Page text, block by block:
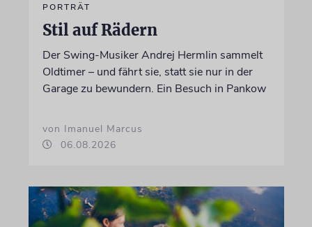
PORTRÄT
Stil auf Rädern
Der Swing-Musiker Andrej Hermlin sammelt
Oldtimer – und fährt sie, statt sie nur in der
Garage zu bewundern. Ein Besuch in Pankow
von Imanuel Marcus
06.08.2026